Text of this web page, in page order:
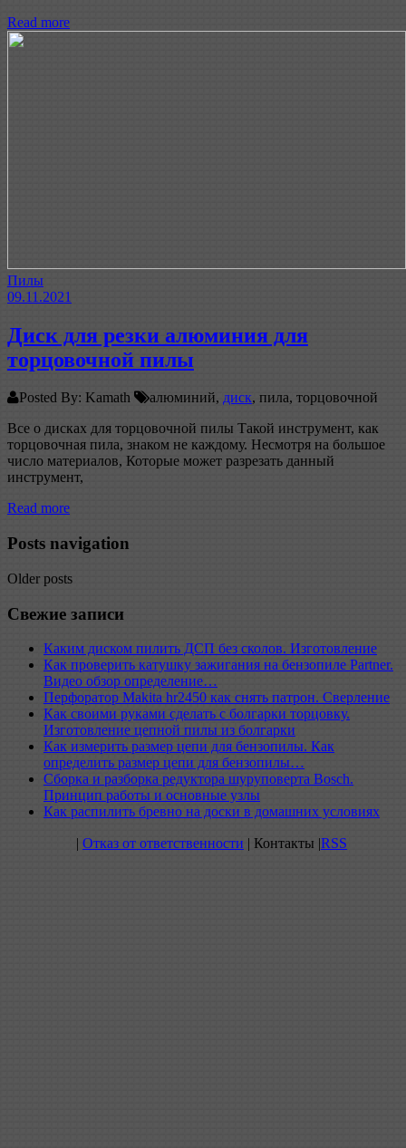
Read more
Пилы
09.11.2021
Диск для резки алюминия для
торцовочной пилы
Posted By: Kamath алюминий, диск, пила, торцовочной
Все о дисках для торцовочной пилы Такой инструмент, как
торцовочная пила, знаком не каждому. Несмотря на большое
число материалов, Которые может разрезать данный
инструмент,
Read more
Posts navigation
Older posts
Свежие записи
Каким диском пилить ДСП без сколов. Изготовление
Как проверить катушку зажигания на бензопиле Partner.
Видео обзор определение…
Перфоратор Makita hr2450 как снять патрон. Сверление
Как своими руками сделать с болгарки торцовку.
Изготовление цепной пилы из болгарки
Как измерить размер цепи для бензопилы. Как
определить размер цепи для бензопилы…
Сборка и разборка редуктора шуруповерта Bosch.
Принцип работы и основные узлы
Как распилить бревно на доски в домашних условиях
| Отказ от ответственности | Контакты |RSS